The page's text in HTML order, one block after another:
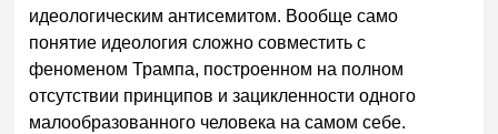
идеологическим антисемитом. Вообще само
понятие идеология сложно совместить с
феноменом Трампа, построенном на полном
отсутствии принципов и зацикленности одного
малообразованного человека на самом себе.